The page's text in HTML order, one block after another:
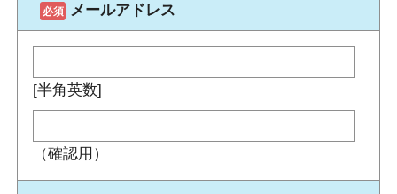
メールアドレス
[半角英数]
（確認用）